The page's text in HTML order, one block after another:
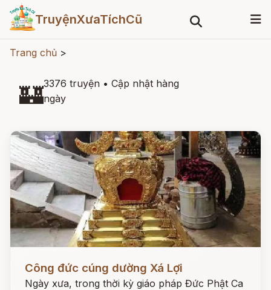
TruyệnXưaTíchCũ
Trang chủ >
🏰3376 truyện • Cập nhật hàng
ngày
Công đức cúng dường Xá Lợi
Ngày xưa, trong thời kỳ giáo pháp Đức Phật Ca